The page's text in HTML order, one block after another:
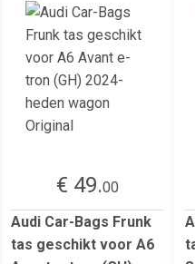
€ 49.00
Audi Car-Bags Frunk
tas geschikt voor A6